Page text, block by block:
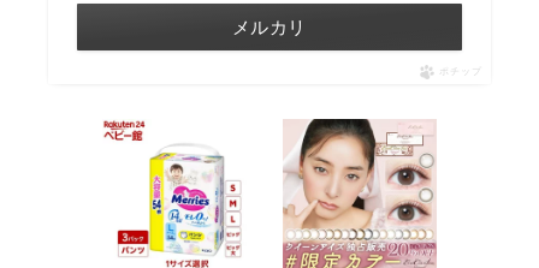
メルカリ
ポチップ